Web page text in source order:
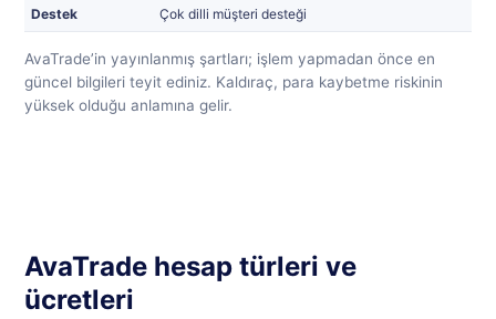
Destek Çok dilli müşteri desteği
AvaTrade’in yayınlanmış şartları; işlem yapmadan önce en
güncel bilgileri teyit ediniz. Kaldıraç, para kaybetme riskinin
yüksek olduğu anlamına gelir.
AvaTrade hesap türleri ve
ücretleri